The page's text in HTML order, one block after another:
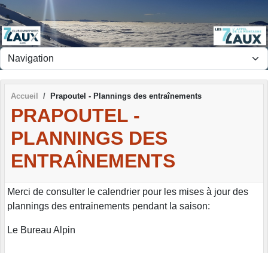
Accueil Prapoutel - Plannings des entraînements
PRAPOUTEL -
PLANNINGS DES
ENTRAÎNEMENTS
Merci de consulter le calendrier pour les mises à jour des
plannings des entrainements pendant la saison:
Le Bureau Alpin
Panneau de gestion des cookies